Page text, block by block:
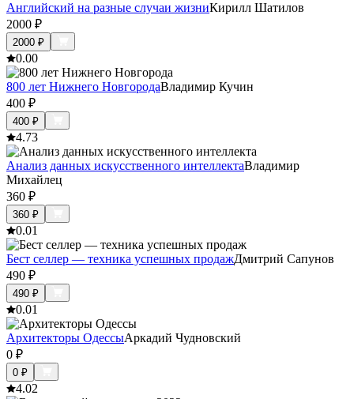
Английский на разные случаи жизниКирилл Шатилов
2000 ₽
2000 ₽
0.00
800 лет Нижнего НовгородаВладимир Кучин
400 ₽
400 ₽
4.73
Анализ данных искусственного интеллектаВладимир
Михайлец
360 ₽
360 ₽
0.01
Бест селлер — техника успешных продажДмитрий Сапунов
490 ₽
490 ₽
0.01
Архитекторы ОдессыАркадий Чудновский
0 ₽
0 ₽
4.02